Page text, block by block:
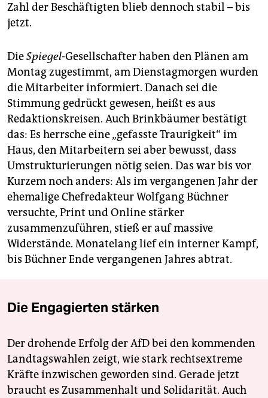
Zahl der Beschäftigten blieb dennoch stabil – bis
jetzt.
DieSpiegel-Gesellschafter haben den Plänen am
Montag zugestimmt, am Dienstagmorgen wurden
die Mitarbeiter informiert. Danach sei die
Stimmung gedrückt gewesen, heißt es aus
Redaktionskreisen. Auch Brinkbäumer bestätigt
das: Es herrsche eine „gefasste Traurigkeit“ im
Haus, den Mitarbeitern sei aber bewusst, dass
Umstrukturierungen nötig seien. Das war bis vor
Kurzem noch anders: Als im vergangenen Jahr der
ehemalige Chefredakteur Wolfgang Büchner
versuchte, Print und Online stärker
zusammenzuführen, stieß er auf massive
Widerstände. Monatelang lief ein interner Kampf,
bis Büchner Ende vergangenen Jahres abtrat.
Die Engagierten stärken
Der drohende Erfolg der AfD bei den kommenden
Landtagswahlen zeigt, wie stark rechtsextreme
Kräfte inzwischen geworden sind. Gerade jetzt
braucht es Zusammenhalt und Solidarität. Auch